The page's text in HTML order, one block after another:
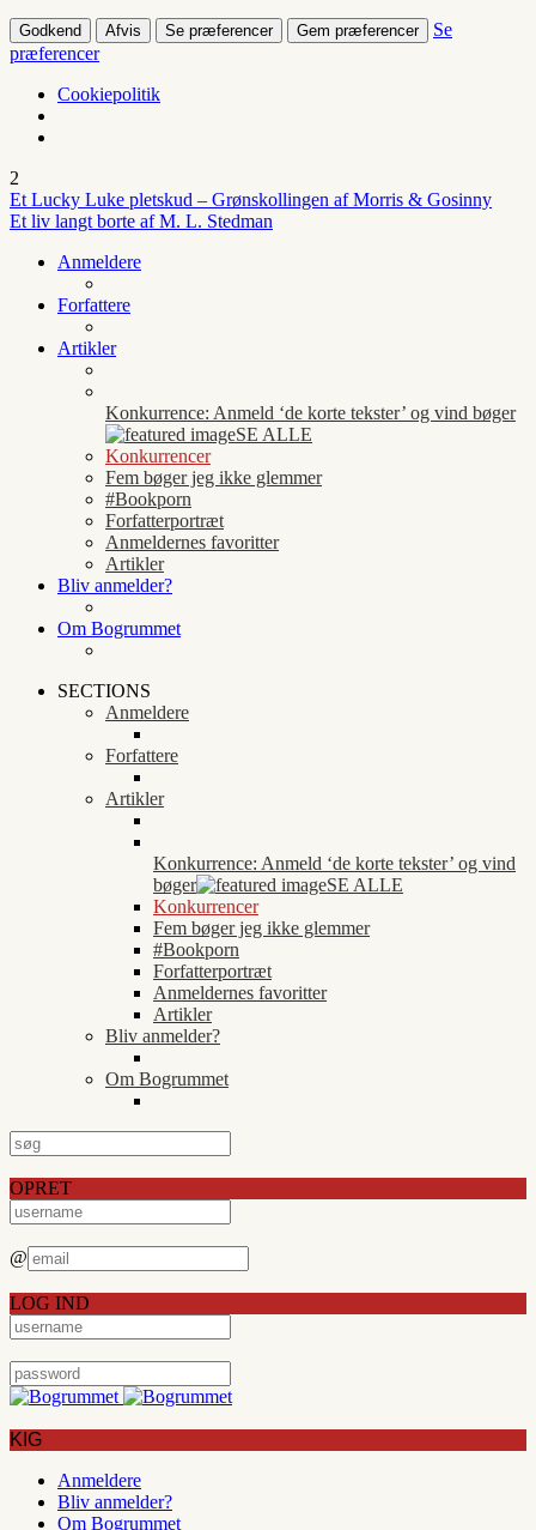
Godkend Afvis Se præferencer Gem præferencer
Se
præferencer
Cookiepolitik
2
Et Lucky Luke pletskud – Grønskollingen af Morris & Gosinny
Et liv langt borte af M. L. Stedman
Anmeldere
Forfattere
Artikler
Konkurrence: Anmeld ‘de korte tekster’ og vind bøger
SE ALLE
Konkurrencer
Fem bøger jeg ikke glemmer
#Bookporn
Forfatterportræt
Anmeldernes favoritter
Artikler
Bliv anmelder?
Om Bogrummet
SECTIONS
Anmeldere
Forfattere
Artikler
Konkurrence: Anmeld ‘de korte tekster’ og vind
bøger
SE ALLE
Konkurrencer
Fem bøger jeg ikke glemmer
#Bookporn
Forfatterportræt
Anmeldernes favoritter
Artikler
Bliv anmelder?
Om Bogrummet
OPRET
@
LOG IND
KIG
Anmeldere
Bliv anmelder?
Om Bogrummet